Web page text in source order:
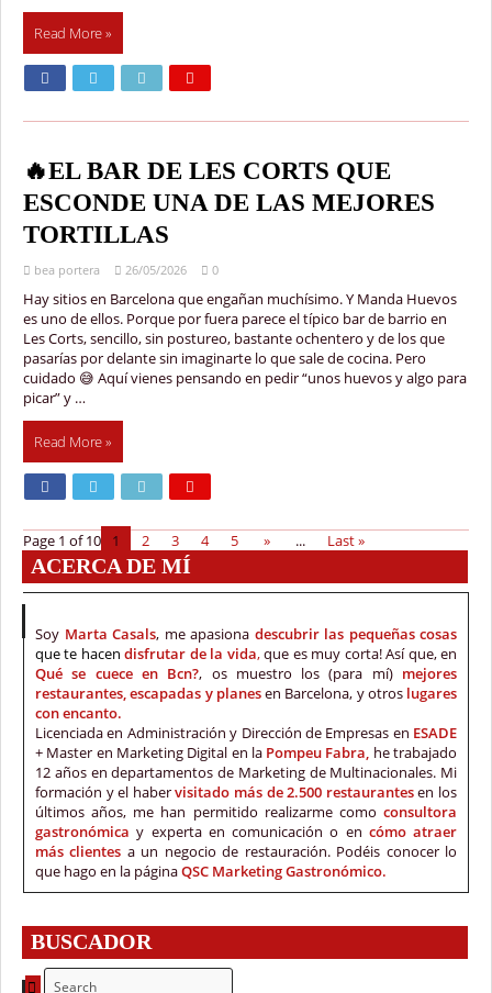
Read More »
🔥EL BAR DE LES CORTS QUE
ESCONDE UNA DE LAS MEJORES
TORTILLAS
bea portera 26/05/2026 0
Hay sitios en Barcelona que engañan muchísimo. Y Manda Huevos
es uno de ellos. Porque por fuera parece el típico bar de barrio en
Les Corts, sencillo, sin postureo, bastante ochentero y de los que
pasarías por delante sin imaginarte lo que sale de cocina. Pero
cuidado 😅 Aquí vienes pensando en pedir “unos huevos y algo para
picar” y …
Read More »
Page 1 of 10 1 2 3 4 5 » ... Last »
ACERCA DE MÍ
Soy Marta Casals, me apasiona descubrir las pequeñas cosas
que te hacen disfrutar de la vida,que es muy corta! Así que, en
Qué se cuece en Bcn?, os muestro los (para mí) mejores
restaurantes, escapadas y planesen Barcelona, y otros lugares
con encanto.
Licenciada en Administración y Dirección de Empresas en ESADE
+ Master en Marketing Digital en la Pompeu Fabra, he trabajado
12 años en departamentos de Marketing de Multinacionales. Mi
formación y el habervisitado más de 2.500 restaurantes en los
últimos años, me han permitido realizarme como consultora
gastronómicay experta en comunicación o en cómo atraer
más clientes a un negocio de restauración. Podéis conocer lo
que hago en la páginaQSC Marketing Gastronómico.
BUSCADOR